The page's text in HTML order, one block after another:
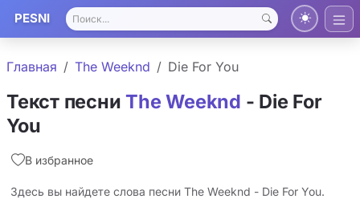
PESNI
Главная The Weeknd Die For You
Текст песниThe Weeknd - Die For
You
В избранное
Здесь вы найдете слова песни The Weeknd - Die For You.